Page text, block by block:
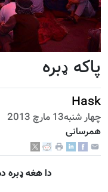
پاکه ډبره
Hask
چهار شنبه13 مارچ 2013
همرسانی
دا هغه